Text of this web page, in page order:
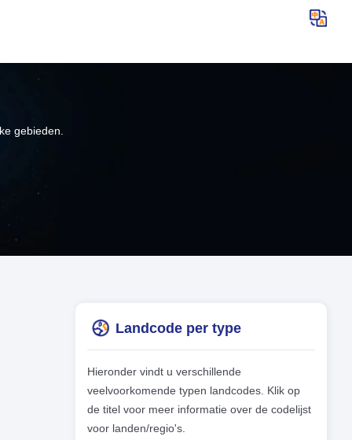
gebieden.
Landcode per type
Hieronder vindt u verschillende
veelvoorkomende typen landcodes. Klik op
de titel voor meer informatie over de codelijst
voor landen/regio's.